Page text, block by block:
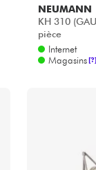
NEUMANN
KH 310
pièce
Internet
Magasins[?]